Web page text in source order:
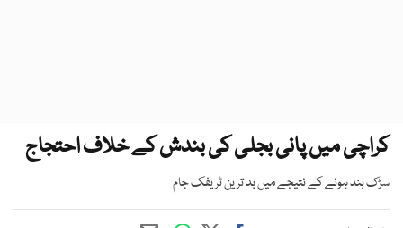
کراچی میں پانی بجلی کی بندش کے خلاف احتجاج
سڑک بند ہونے کے نتیجے میں بد ترین ٹریفک جام